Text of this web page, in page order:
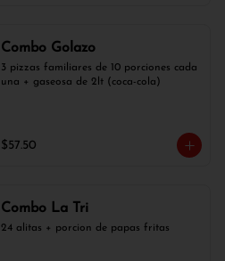
Combo Golazo
3 pizzas familiares de 10 porciones cada
una + gaseosa de 2lt (coca-cola)
$57.50
Combo La Tri
24 alitas + porcion de papas fritas